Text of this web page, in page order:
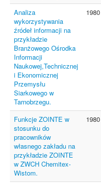
Analiza
wykorzystywania
źródeł informacji na
przykładzie
Branżowego Ośrodka
Informacji
Naukowej,Technicznej
i Ekonomicznej
Przemysłu
Siarkowego w
Tarnobrzegu.
1980
Funkcje ZOINTE w
stosunku do
pracowników
własnego zakładu na
przykładzie ZOINTE
w ZWCH Chemitex-
Wistom.
1980